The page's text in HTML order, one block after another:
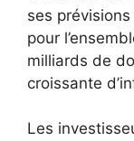
ses
pour
milliards de
croissante
Les